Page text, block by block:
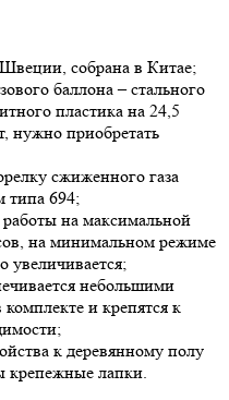
собрана в Китае;
баллона – стального
пластика на 24,5
нужно приобретать
сжиженного газа
типа 694;
на максимальной
на минимальном режиме
увеличивается;
небольшими
и крепятся к
к деревянному полу
крепежные лапки.